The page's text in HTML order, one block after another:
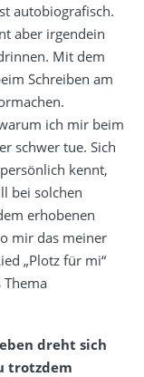
autobiografisch.
aber irgendein
Mit dem
Schreiben am
ich mir beim
schwer tue. Sich
kennt,
bei solchen
erhobenen
mir das meiner
„Plotz für mi“
Thema
dreht sich
trotzdem